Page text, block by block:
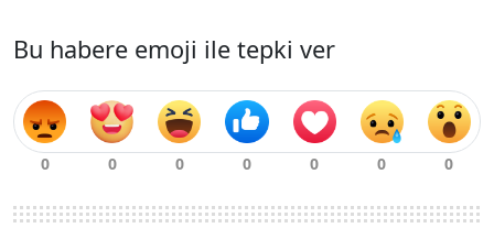
Bu habere emoji ile tepki ver